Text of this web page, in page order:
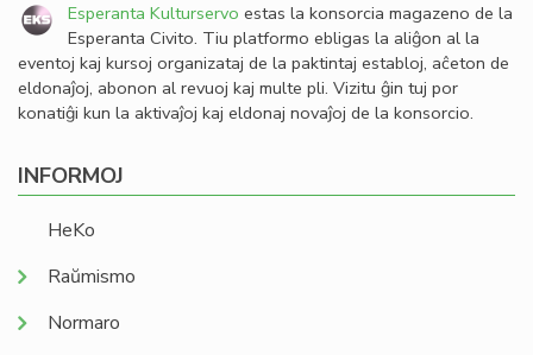
Esperanta Kulturservo estas la konsorcia magazeno de la
Esperanta Civito. Tiu platformo ebligas la aliĝon al la
eventoj kaj kursoj organizataj de la paktintaj establoj, aĉeton de
eldonaĵoj, abonon al revuoj kaj multe pli. Vizitu ĝin tuj por
konatiĝi kun la aktivaĵoj kaj eldonaj novaĵoj de la konsorcio.
INFORMOJ
HeKo
Raŭmismo
Normaro